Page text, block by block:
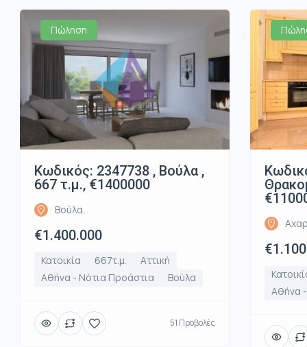
Πώληση
Κωδικός: 2347738 , Βούλα ,
667 τ.μ., €1400000
Βούλα,
€1.400.000
Κατοικία 667τ.μ.
Αττική
Αθήνα - Νότια Προάστια
Βούλα
51 Προβολές
Αθήνα